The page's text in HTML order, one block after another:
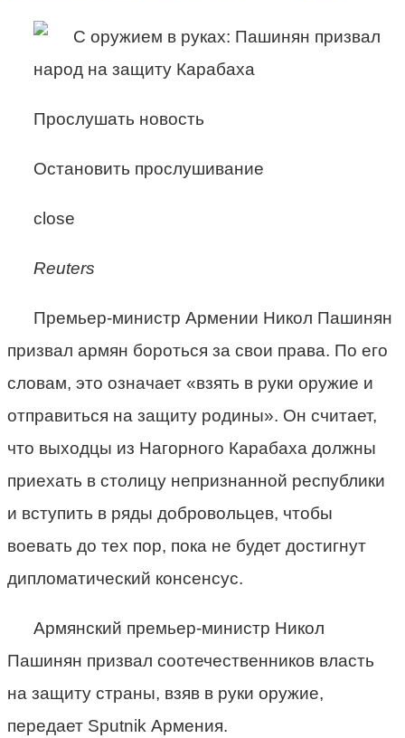
Прослушать новость
Остановить прослушивание
close
Reuters
Премьер-министр Армении Никол Пашинян
призвал армян бороться за свои права. По его
словам, это означает «взять в руки оружие и
отправиться на защиту родины». Он считает,
что выходцы из Нагорного Карабаха должны
приехать в столицу непризнанной республики
и вступить в ряды добровольцев, чтобы
воевать до тех пор, пока не будет достигнут
дипломатический консенсус.
Армянский премьер-министр Никол
Пашинян призвал соотечественников власть
на защиту страны, взяв в руки оружие,
передает Sputnik Армения.